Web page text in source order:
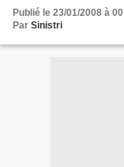
Publié le 23/01/2008 à
Par Sinistri